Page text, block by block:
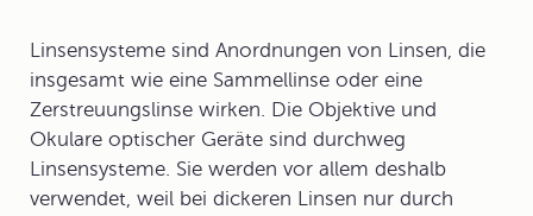
Linsensysteme sind Anordnungen von Linsen, die
insgesamt wie eine Sammellinse oder eine
Zerstreuungslinse wirken. Die Objektive und
Okulare optischer Geräte sind durchweg
Linsensysteme. Sie werden vor allem deshalb
verwendet, weil bei dickeren Linsen nur durch